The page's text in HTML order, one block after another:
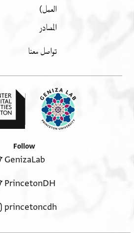
العمل)
المصادر
تواصل معنا
Follow
GenizaLab
PrincetonDH
princetoncdh